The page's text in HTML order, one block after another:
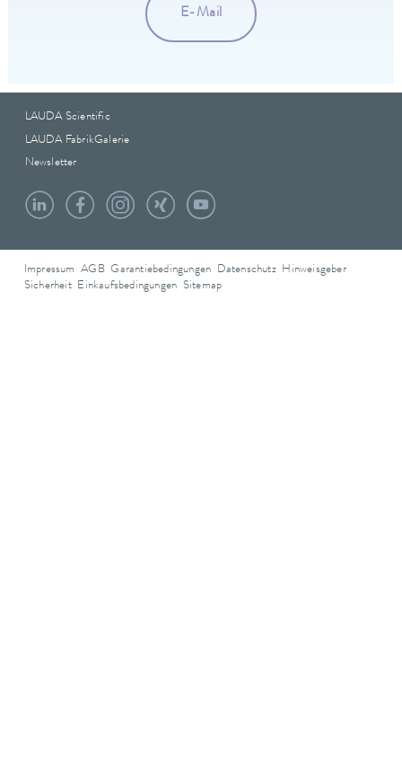
E-Mail
LAUDA Scientific
LAUDA FabrikGalerie
Newsletter
Impressum AGB Garantiebedingungen Datenschutz Hinweisgeber
Sicherheit Einkaufsbedingungen Sitemap